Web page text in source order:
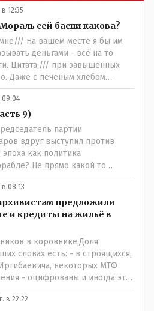
12:35
сей басни какова?
На вашем месте я бы им
деньгами - всё на то
Цитата:/// при завышенных
Даже с печеным хлебом
по мне : - наша молочка
руссская и белоруская, а хлеб
он значительно
вкусный хлеб в совхозных
белоруское не вкусное- наше
Цитата:///В
все дешевле./// Что
продкты и фрукты-овощи
певцов тоже и провести той
в разы дешевле чем в
доверять?/// Только себе: - за
хотели капитализм,
где был принцип:
09:04
9)
партии
вдруг выступил против
эпоха как политика
Не прямо какой то
Может он инопланетянин?
отжал у бывшего
холдинг и теперь против
ни капельки ему не поверю,
страны, про народ уже и
закулисные игры?
в 08:13
предложили
и кредиты на жильё в
в коровнике,Доля
словах есть: - в строящихся,
некоторых МТФ
- оцифрованы и иногда эти
тогда они нужны, хотя я
комьютерной безграмотности
в 22:22